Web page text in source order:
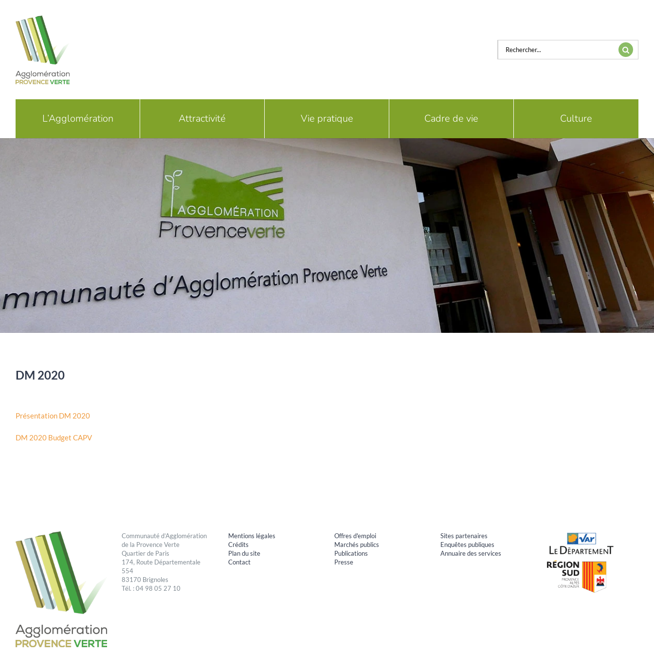
contenu
Rechercher:
L’Agglomération Attractivité Vie pratique Cadre de vie Culture
DM 2020
Présentation DM 2020
DM 2020 Budget CAPV
Communauté d’Agglomération
de la Provence Verte
Quartier de Paris
174, Route Départementale
554
83170 Brignoles
Tél. : 04 98 05 27 10
Mentions légales
Crédits
Plan du site
Contact
Offres d'emploi
Marchés publics
Publications
Presse
Sites partenaires
Enquêtes publiques
Annuaire des services